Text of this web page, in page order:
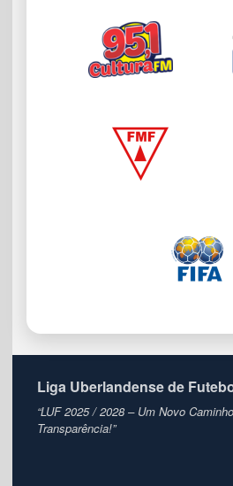
Liga Uberlandense de
“LUF 2025 / 2028 – Um Novo
Transparência!”